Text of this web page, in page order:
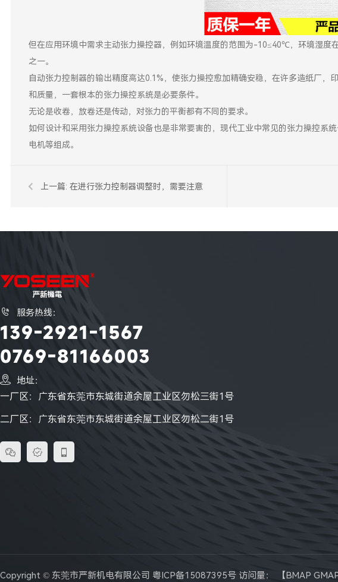
但在应用环境中需求主动张力操控器，例如环境温度的范围为-10≤40℃，环境湿度
之一。
自动张力控制器的输出精度高达0.1%，使张力操控愈加精确安稳，在许多造纸厂
和质量，一套根本的张力操控系统是必要条件。
无论是收卷，放卷还是传动，对张力的平衡都有不同的要求。
如何设计和采用张力操控系统设备也是非常要害的，现代工业中常见的张力操控系
电机等组成。
上一篇: 在进行张力控制器调整时，需要注意
 服务热线：
139-2921-1567
0769-81166003
 地址：
一厂区：广东省东莞市东城街道余屋工业区勿松三街1号
二厂区：广东省东莞市东城街道余屋工业区勿松二街1号
  
Copyright © 东莞市严新机电有限公司 粤ICP备15087395号 访问量： 【BMAP